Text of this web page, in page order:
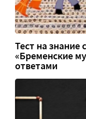
Тест на знание
«Бременские
ответами